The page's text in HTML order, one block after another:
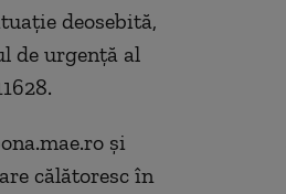
deosebită,
de urgenţă al
şi
călătoresc în